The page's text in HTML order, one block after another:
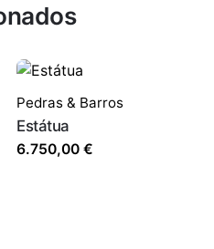
Pedras & Barros
Estátua
6.750,00 €